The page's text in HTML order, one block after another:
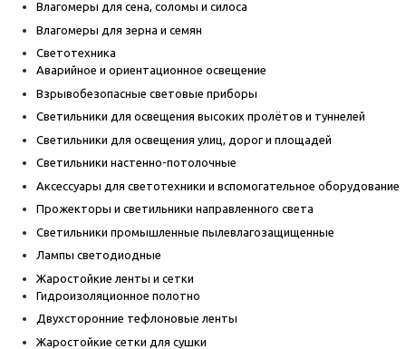
Влагомеры для сена, соломы и силоса
Влагомеры для зерна и семян
Светотехника
Аварийное и ориентационное освещение
Взрывобезопасные световые приборы
Светильники для освещения высоких пролётов и туннелей
Светильники для освещения улиц, дорог и площадей
Светильники настенно-потолочные
Аксессуары для светотехники и вспомогательное оборудование
Прожекторы и светильники направленного света
Светильники промышленные пылевлагозащищенные
Лампы светодиодные
Жаростойкие ленты и сетки
Гидроизоляционное полотно
Двухсторонние тефлоновые ленты
Жаростойкие сетки для сушки